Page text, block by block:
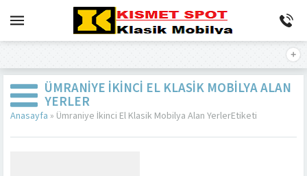
ÜMRANIYE İKINCI EL KLASIK MOBILYA ALAN
YERLER
Anasayfa » Ümraniye İkinci El Klasik Mobilya Alan YerlerEtiketi